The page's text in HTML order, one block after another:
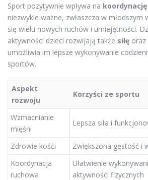
Sport pozytywnie wpływa na
niezwykle ważne, zwłaszcza w młodszym
się wielu nowych ruchów i umiejętności.
aktywności dzieci rozwijają także siłę oraz
umożliwia im lepsze wykonywanie
sportów.
Aspekt
rozwoju
Korzyści ze sportu
Wzmacnianie
mięśni
Lepsza siła i
Zdrowie kości
Zwiększona gęstość i
Koordynacja
ruchowa
Ułatwienie
aktywności fizycznych